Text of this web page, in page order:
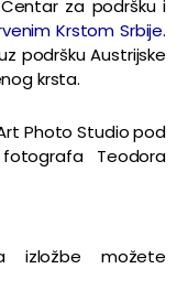
za podršku i
Krstom Srbije.
podršku Austrijske
krsta.
Photo Studio pod
Teodora
izložbe možete